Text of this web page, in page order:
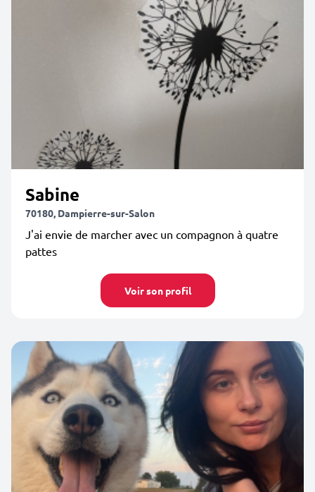
Sabine
70180, Dampierre-sur-Salon
J'ai envie de marcher avec un compagnon à quatre
pattes
Voir son profil